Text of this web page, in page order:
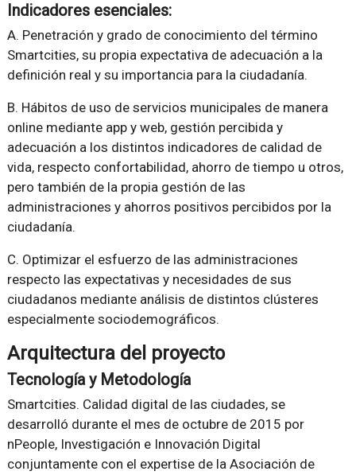
Indicadores esenciales:
A. Penetración y grado de conocimiento del término
Smartcities, su propia expectativa de adecuación a la
definición real y su importancia para la ciudadanía.
B. Hábitos de uso de servicios municipales de manera
online mediante app y web, gestión percibida y
adecuación a los distintos indicadores de calidad de
vida, respecto confortabilidad, ahorro de tiempo u otros,
pero también de la propia gestión de las
administraciones y ahorros positivos percibidos por la
ciudadanía.
C. Optimizar el esfuerzo de las administraciones
respecto las expectativas y necesidades de sus
ciudadanos mediante análisis de distintos clústeres
especialmente sociodemográficos.
Arquitectura del proyecto
Tecnología y Metodología
Smartcities. Calidad digital de las ciudades, se
desarrolló durante el mes de octubre de 2015 por
nPeople, Investigación e Innovación Digital
conjuntamente con el expertise de la Asociación de